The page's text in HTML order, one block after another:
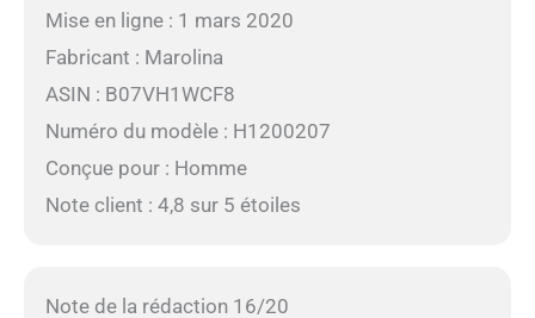
Mise en ligne : 1 mars 2020
Fabricant : Marolina
ASIN : B07VH1WCF8
Numéro du modèle : H1200207
Conçue pour : Homme
Note client : 4,8 sur 5 étoiles
Note de la rédaction 16/20